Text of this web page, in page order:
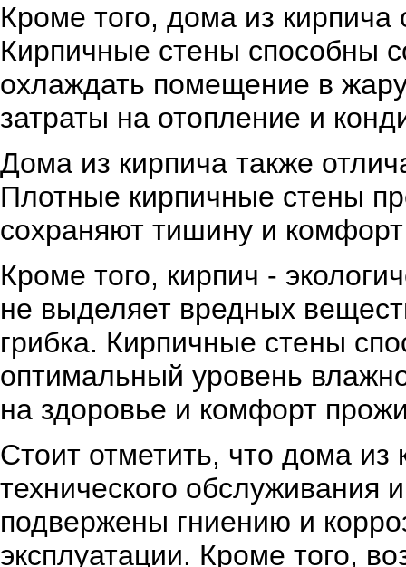
Кроме того, дома из
Кирпичные стены способны
охлаждать помещение в
затраты на отопление и
Дома из кирпича также
Плотные кирпичные стены
сохраняют тишину и
Кроме того, кирпич -
не выделяет вредных
грибка. Кирпичные стены
оптимальный уровень
на здоровье и комфорт
Стоит отметить, что дома из
технического
подвержены гниению и
эксплуатации. Кроме того,